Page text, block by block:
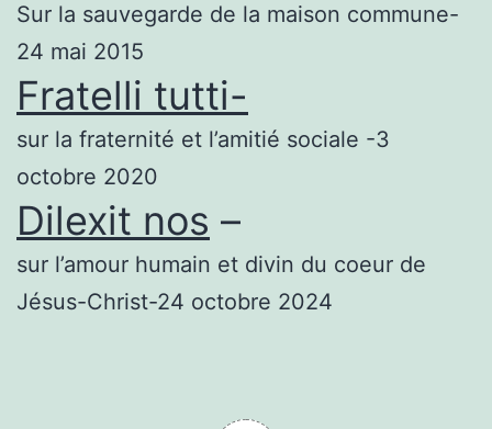
Sur la sauvegarde de la maison commune-
24 mai 2015
Fratelli tutti-
sur la fraternité et l’amitié sociale -3
octobre 2020
Dilexit nos –
sur l’amour humain et divin du coeur de
Jésus-Christ-24 octobre 2024